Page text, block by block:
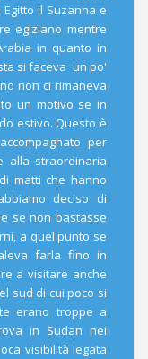
il Suzanna e
egiziano mentre
in quanto in
si faceva un po'
non ci rimaneva
un motivo se in
estivo. Questo è
per
alla straordinaria
matti che hanno
deciso di
se non bastasse
a quel punto se
farla fino in
a visitare anche
sud di cui poco si
erano troppe a
in Sudan nei
visibilità legata